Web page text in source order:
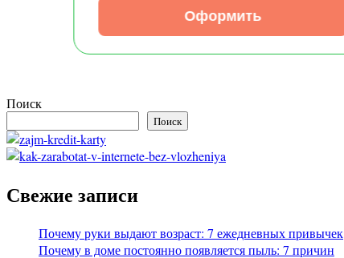
Оформить
Поиск
Поиск
Свежие записи
Почему руки выдают возраст: 7 ежедневных привычек
Почему в доме постоянно появляется пыль: 7 причин